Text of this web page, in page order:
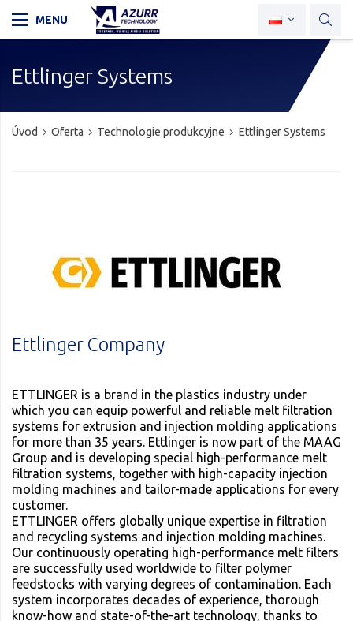
Ettlinger Systems
Úvod Oferta Technologie produkcyjne Ettlinger Systems
Ettlinger Company
ETTLINGER is a brand in the plastics industry under
which you can equip powerful and reliable melt filtration
systems for extrusion and injection molding applications
for more than 35 years. Ettlinger is now part of the MAAG
Group and is developing special high-performance melt
filtration systems, together with high-capacity injection
molding machines and tailor-made applications for every
customer.
ETTLINGER offers globally unique expertise in filtration
and recycling systems and injection molding machines.
Our continuously operating high-performance melt filters
are successfully used worldwide to filter polymer
feedstocks with varying degrees of contamination. Each
system incorporates decades of experience, thorough
know-how and state-of-the-art technology, thanks to